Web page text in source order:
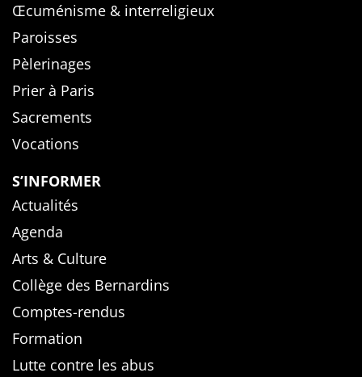
Œcuménisme & interreligieux
Paroisses
Pèlerinages
Prier à Paris
Sacrements
Vocations
S’INFORMER
Actualités
Agenda
Arts & Culture
Collège des Bernardins
Comptes-rendus
Formation
Lutte contre les abus